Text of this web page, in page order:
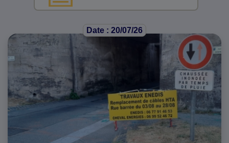
Date : 20/07/26